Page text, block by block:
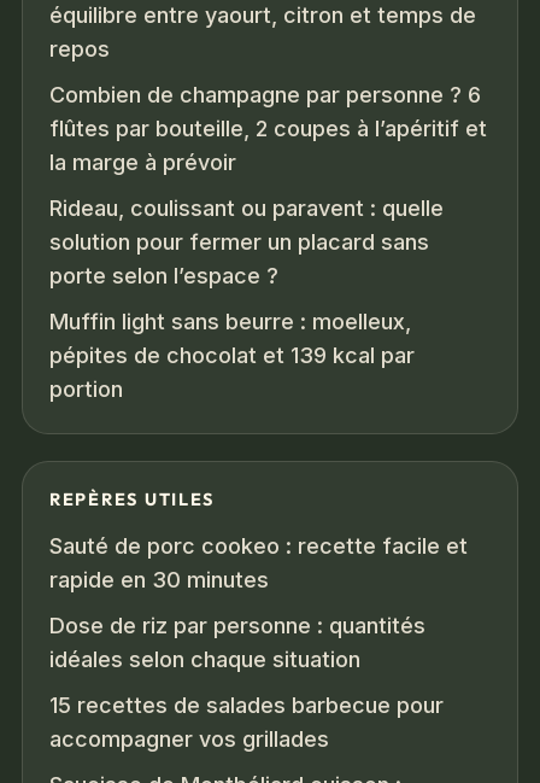
équilibre entre yaourt, citron et temps de
repos
Combien de champagne par personne ? 6
flûtes par bouteille, 2 coupes à l’apéritif et
la marge à prévoir
Rideau, coulissant ou paravent : quelle
solution pour fermer un placard sans
porte selon l’espace ?
Muffin light sans beurre : moelleux,
pépites de chocolat et 139 kcal par
portion
REPÈRES UTILES
Sauté de porc cookeo : recette facile et
rapide en 30 minutes
Dose de riz par personne : quantités
idéales selon chaque situation
15 recettes de salades barbecue pour
accompagner vos grillades